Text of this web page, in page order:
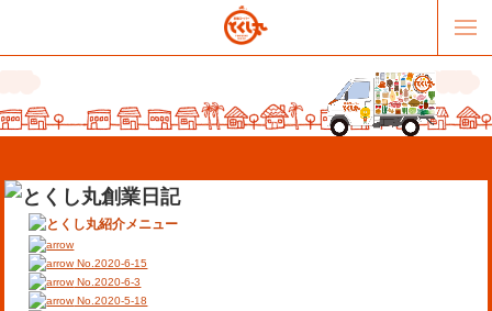
No.2020-6-15
No.2020-6-3
No.2020-5-18